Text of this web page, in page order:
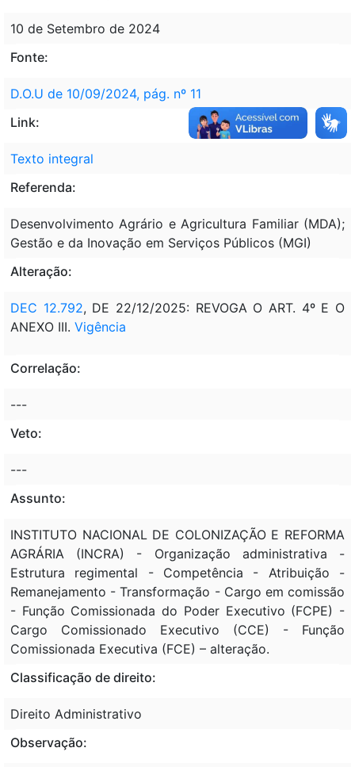
10 de Setembro de 2024
Fonte:
D.O.U de 10/09/2024, pág. nº 11
Link:
Texto integral
Referenda:
Desenvolvimento Agrário e Agricultura Familiar (MDA);
Gestão e da Inovação em Serviços Públicos (MGI)
Alteração:
DEC 12.792, DE 22/12/2025: REVOGA O ART. 4º E O
ANEXO III. Vigência
Correlação:
---
Veto:
---
Assunto:
INSTITUTO NACIONAL DE COLONIZAÇÃO E REFORMA
AGRÁRIA (INCRA) - Organização administrativa -
Estrutura regimental - Competência - Atribuição -
Remanejamento - Transformação - Cargo em comissão
- Função Comissionada do Poder Executivo (FCPE) -
Cargo Comissionado Executivo (CCE) - Função
Comissionada Executiva (FCE) – alteração.
Classificação de direito:
Direito Administrativo
Observação: